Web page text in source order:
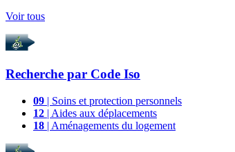
Voir tous
Recherche par Code Iso
09 | Soins et protection personnels
12 | Aides aux déplacements
18 | Aménagements du logement